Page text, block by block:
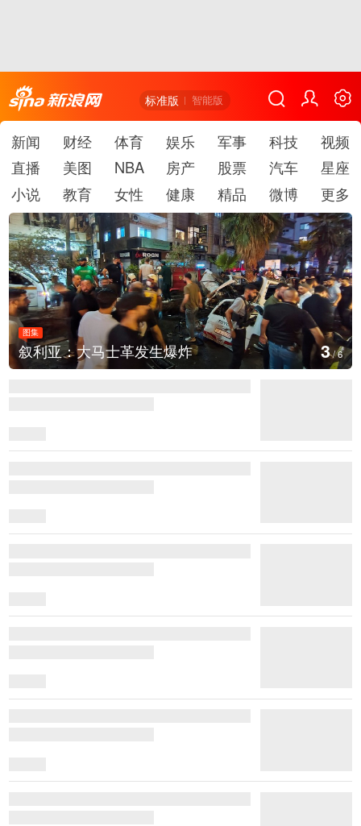
标准版 智能版
新闻 财经 体育 娱乐 军事 科技
视频
直播
美图 NBA 房产 股票 汽车
星座
小说
教育 女性 健康 精品 微博 更多
图集
云南弥勒：欢庆火把节 4/6